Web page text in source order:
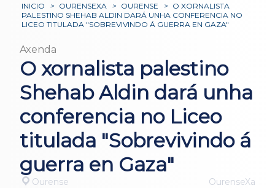
INICIO > OURENSEXA > OURENSE > O XORNALISTA
PALESTINO SHEHAB ALDIN DARÁ UNHA CONFERENCIA NO
LICEO TITULADA "SOBREVIVINDO Á GUERRA EN GAZA"
Axenda
O xornalista palestino
Shehab Aldin dará unha
conferencia no Liceo
titulada "Sobrevivindo á
guerra en Gaza"
Ourense OurenseXa